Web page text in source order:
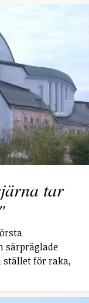
tar
särpräglade
stället för raka,